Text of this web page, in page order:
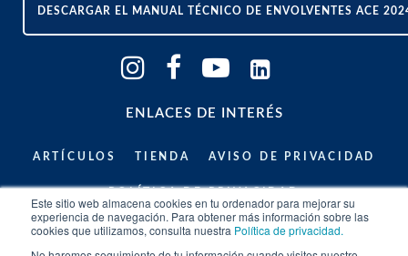
Este sitio web almacena cookies en tu ordenador para mejorar su
experiencia de navegación. Para obtener más información sobre las
cookies que utilizamos, consulta nuestra Política de privacidad.
DESCARGAR EL MANUAL TÉCNICO DE ENVOLVENTES ACE
ENLACES DE INTERÉS
ARTÍCULOS TIENDA AVISO DE PRIVACIDAD
ASESORÍA TÉCNICA ESPECIALIZADA